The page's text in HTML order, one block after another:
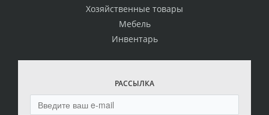
Хозяйственные товары
Мебель
Инвентарь
РАССЫЛКА